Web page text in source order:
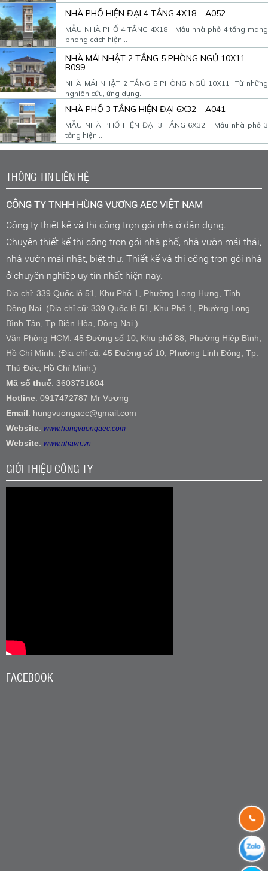
NHÀ PHỐ HIỆN ĐẠI 4 TẦNG 4X18 – A052
MẪU NHÀ PHỐ 4 TẦNG 4X18 Mẫu nhà phố 4 tầng mang
phong cách hiện...
NHÀ MÁI NHẬT 2 TẦNG 5 PHÒNG NGỦ 10X11 –
B099
NHÀ MÁI NHẬT 2 TẦNG 5 PHÒNG NGỦ 10X11 Từ những
nghiên cứu, ứng dụng...
NHÀ PHỐ 3 TẦNG HIỆN ĐẠI 6X32 – A041
MẪU NHÀ PHỐ HIỆN ĐẠI 3 TẦNG 6X32 Mẫu nhà phố 3
tầng hiện...
THÔNG TIN LIÊN HỆ
CÔNG TY TNHH HÙNG VƯƠNG AEC VIỆT NAM
Công ty thiết kế và thi công trọn gói nhà ở dân dụng.
Chuyên thiết kế thi công trọn gói nhà phố, nhà vườn mái thái,
nhà vườn mái nhật, biệt thự. Thiết kế và thi công trọn gói nhà
ở chuyên nghiệp uy tín nhất hiện nay.
Địa chỉ: 339 Quốc lộ 51, Khu Phố 1, Phường Long Hưng, Tỉnh
Đồng Nai. (Địa chỉ cũ: 339 Quốc lộ 51, Khu Phố 1, Phường Long
Bình Tân, Tp Biên Hòa, Đồng Nai.)
Văn Phòng HCM: 45 Đường số 10, Khu phố 88, Phường Hiệp Bình,
Hồ Chí Minh. (Địa chỉ cũ: 45 Đường số 10, Phường Linh Đông, Tp.
Thủ Đức, Hồ Chí Minh.)
Mã số thuế: 3603751604
Hotline: 0917472787 Mr Vương
Email: hungvuongaec@gmail.com
Website: www.hungvuongaec.com
Website: www.nhavn.vn
GIỚI THIỆU CÔNG TY
FACEBOOK